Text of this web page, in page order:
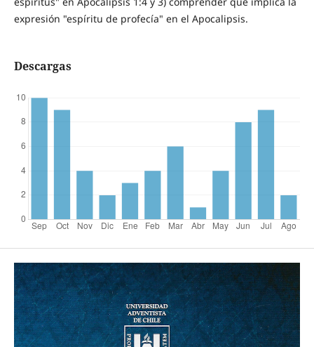
expresión "espíritu de profecía" en el Apocalipsis.
Descargas